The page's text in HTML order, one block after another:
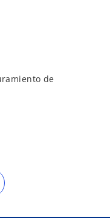
de
pestaña nueva
una pestaña nueva